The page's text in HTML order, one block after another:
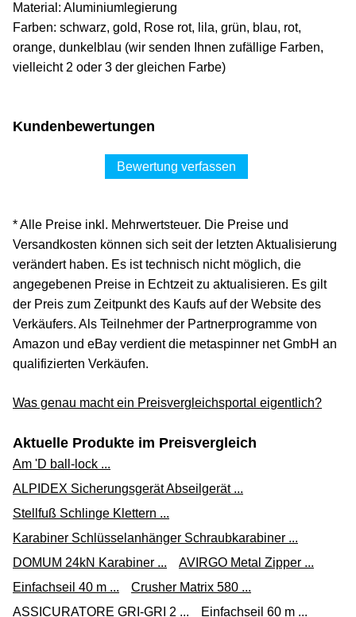
Material: Aluminiumlegierung
Farben: schwarz, gold, Rose rot, lila, grün, blau, rot,
orange, dunkelblau (wir senden Ihnen zufällige Farben,
vielleicht 2 oder 3 der gleichen Farbe)
Kundenbewertungen
Bewertung verfassen
* Alle Preise inkl. Mehrwertsteuer. Die Preise und
Versandkosten können sich seit der letzten Aktualisierung
verändert haben. Es ist technisch nicht möglich, die
angegebenen Preise in Echtzeit zu aktualisieren. Es gilt
der Preis zum Zeitpunkt des Kaufs auf der Website des
Verkäufers. Als Teilnehmer der Partnerprogramme von
Amazon und eBay verdient die metaspinner net GmbH an
qualifizierten Verkäufen.
Was genau macht ein Preisvergleichsportal eigentlich?
Aktuelle Produkte im Preisvergleich
Am 'D ball-lock ...
ALPIDEX Sicherungsgerät Abseilgerät ...
Stellfuß Schlinge Klettern ...
Karabiner Schlüsselanhänger Schraubkarabiner ...
DOMUM 24kN Karabiner ...
AVIRGO Metal Zipper ...
Einfachseil 40 m ...
Crusher Matrix 580 ...
ASSICURATORE GRI-GRI 2 ...
Einfachseil 60 m ...